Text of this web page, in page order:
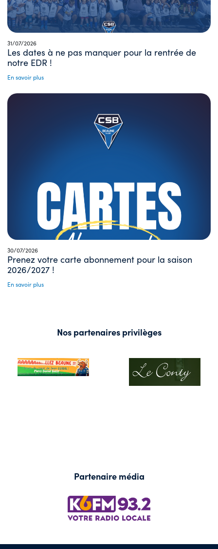
31/07/2026
Les dates à ne pas manquer pour la rentrée de
notre EDR !
En savoir plus
30/07/2026
Prenez votre carte abonnement pour la saison
2026/2027 !
En savoir plus
Nos partenaires privilèges
Partenaire média